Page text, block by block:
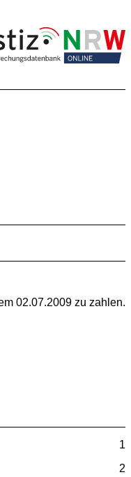
02.07.2009 zu zahlen.
1
2